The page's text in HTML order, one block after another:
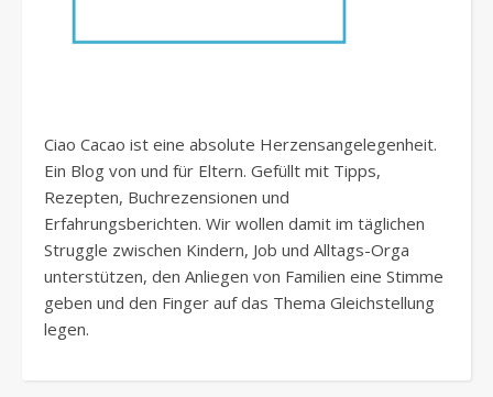
Ciao Cacao ist eine absolute Herzensangelegenheit.
Ein Blog von und für Eltern. Gefüllt mit Tipps,
Rezepten, Buchrezensionen und
Erfahrungsberichten. Wir wollen damit im täglichen
Struggle zwischen Kindern, Job und Alltags-Orga
unterstützen, den Anliegen von Familien eine Stimme
geben und den Finger auf das Thema Gleichstellung
legen.